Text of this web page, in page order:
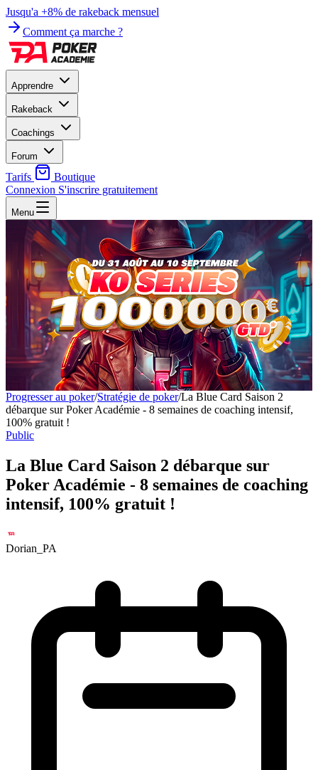
Jusqu'a +8% de rakeback mensuel
Comment ça marche ?
Apprendre
Rakeback
Coachings
Forum
Tarifs
Boutique
Connexion S'inscrire gratuitement
Menu
Progresser au poker/Stratégie de poker/La Blue Card Saison 2
débarque sur Poker Académie - 8 semaines de coaching intensif,
100% gratuit !
Public
La Blue Card Saison 2 débarque sur
Poker Académie - 8 semaines de coaching
intensif, 100% gratuit !
Dorian_PA